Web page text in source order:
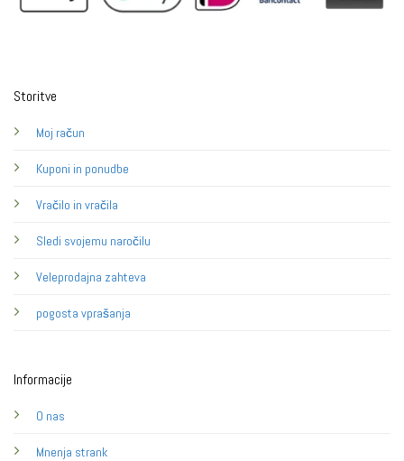
Storitve
Moj račun
Kuponi in ponudbe
Vračilo in vračila
Sledi svojemu naročilu
Veleprodajna zahteva
pogosta vprašanja
Informacije
O nas
Mnenja strank